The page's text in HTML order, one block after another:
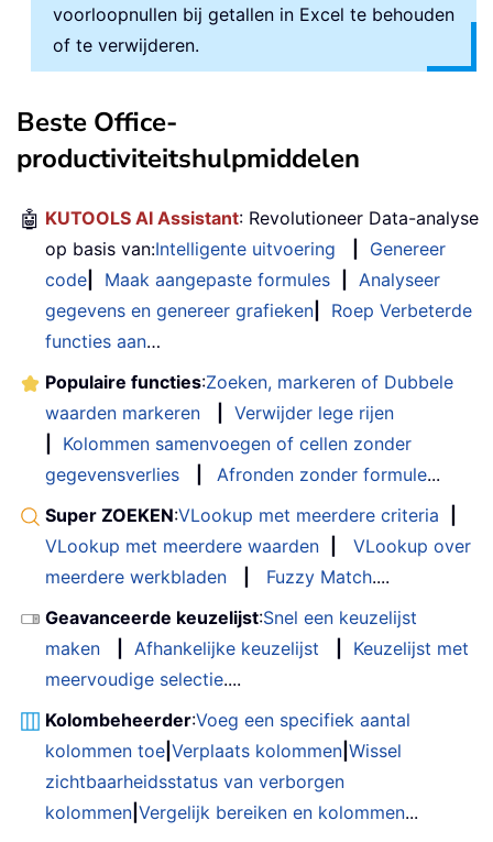
voorloopnullen bij getallen in Excel te behouden
of te verwijderen.
Beste Office-
productiviteitshulpmiddelen
🤖 KUTOOLS AI Assistant: Revolutioneer Data-analyse
op basis van:Intelligente uitvoering
Genereer
code
Maak aangepaste formules
Analyseer
gegevens en genereer grafieken
Roep Verbeterde
functies aan…
Populaire functies:Zoeken, markeren of Dubbele
waarden markeren
Verwijder lege rijen
Kolommen samenvoegen of cellen zonder
gegevensverlies
Afronden zonder formule...
Super ZOEKEN:VLookup met meerdere criteria
VLookup met meerdere waarden
VLookup over
meerdere werkbladen
Fuzzy Match....
Geavanceerde keuzelijst:Snel een keuzelijst
maken
Afhankelijke keuzelijst
Keuzelijst met
meervoudige selectie....
Kolombeheerder:Voeg een specifiek aantal
kolommen toe Verplaats kolommen Wissel
zichtbaarheidsstatus van verborgen
kolommen Vergelijk bereiken en kolommen...